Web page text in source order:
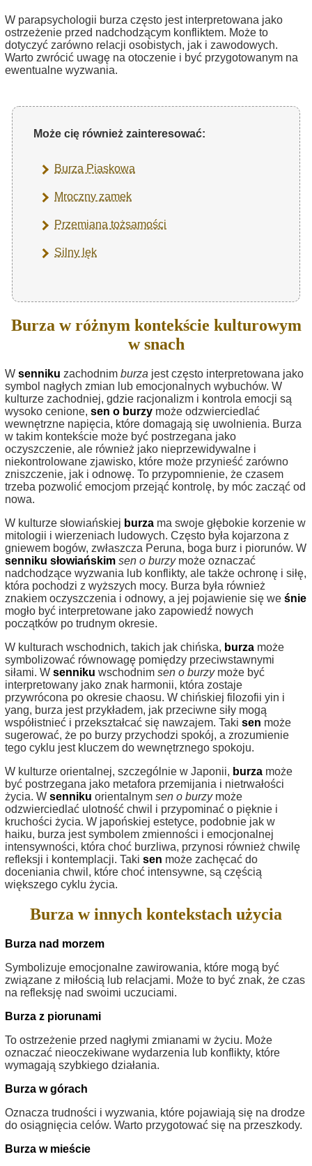
W parapsychologii burza często jest interpretowana jako
ostrzeżenie przed nadchodzącym konfliktem. Może to
dotyczyć zarówno relacji osobistych, jak i zawodowych.
Warto zwrócić uwagę na otoczenie i być przygotowanym na
ewentualne wyzwania.
Może cię również zainteresować:
Burza Piaskowa
Mroczny zamek
Przemiana tożsamości
Silny lęk
Burza w różnym kontekście kulturowym
w snach
W senniku zachodnim burza jest często interpretowana jako
symbol nagłych zmian lub emocjonalnych wybuchów. W
kulturze zachodniej, gdzie racjonalizm i kontrola emocji są
wysoko cenione, sen o burzy może odzwierciedlać
wewnętrzne napięcia, które domagają się uwolnienia. Burza
w takim kontekście może być postrzegana jako
oczyszczenie, ale również jako nieprzewidywalne i
niekontrolowane zjawisko, które może przynieść zarówno
zniszczenie, jak i odnowę. To przypomnienie, że czasem
trzeba pozwolić emocjom przejąć kontrolę, by móc zacząć od
nowa.
W kulturze słowiańskiej burza ma swoje głębokie korzenie w
mitologii i wierzeniach ludowych. Często była kojarzona z
gniewem bogów, zwłaszcza Peruna, boga burz i piorunów. W
senniku słowiańskim sen o burzymoże oznaczać
nadchodzące wyzwania lub konflikty, ale także ochronę i siłę,
która pochodzi z wyższych mocy. Burza była również
znakiem oczyszczenia i odnowy, a jej pojawienie się we śnie
mogło być interpretowane jako zapowiedź nowych
początków po trudnym okresie.
W kulturach wschodnich, takich jak chińska, burza może
symbolizować równowagę pomiędzy przeciwstawnymi
siłami. W senniku wschodnim sen o burzymoże być
interpretowany jako znak harmonii, która zostaje
przywrócona po okresie chaosu. W chińskiej filozofii yin i
yang, burza jest przykładem, jak przeciwne siły mogą
współistnieć i przekształcać się nawzajem. Taki sen może
sugerować, że po burzy przychodzi spokój, a zrozumienie
tego cyklu jest kluczem do wewnętrznego spokoju.
W kulturze orientalnej, szczególnie w Japonii, burza może
być postrzegana jako metafora przemijania i nietrwałości
życia. W senniku orientalnym sen o burzymoże
odzwierciedlać ulotność chwil i przypominać o pięknie i
kruchości życia. W japońskiej estetyce, podobnie jak w
haiku, burza jest symbolem zmienności i emocjonalnej
intensywności, która choć burzliwa, przynosi również chwilę
refleksji i kontemplacji. Taki sen może zachęcać do
doceniania chwil, które choć intensywne, są częścią
większego cyklu życia.
Burza w innych kontekstach użycia
Burza nad morzem
Symbolizuje emocjonalne zawirowania, które mogą być
związane z miłością lub relacjami. Może to być znak, że czas
na refleksję nad swoimi uczuciami.
Burza z piorunami
To ostrzeżenie przed nagłymi zmianami w życiu. Może
oznaczać nieoczekiwane wydarzenia lub konflikty, które
wymagają szybkiego działania.
Burza w górach
Oznacza trudności i wyzwania, które pojawiają się na drodze
do osiągnięcia celów. Warto przygotować się na przeszkody.
Burza w mieście